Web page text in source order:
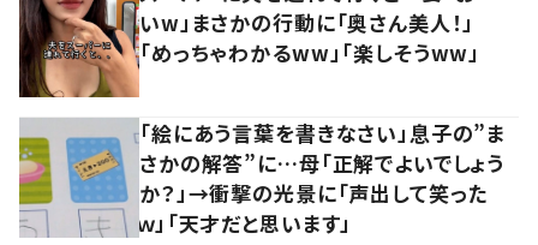
いw」まさかの行動に「奥さん美人！」
「めっちゃわかるww」「楽しそうww」
「絵にあう言葉を書きなさい」息子の”ま
さかの解答”に…母「正解でよいでしょう
か？」→衝撃の光景に「声出して笑った
ｗ」「天才だと思います」